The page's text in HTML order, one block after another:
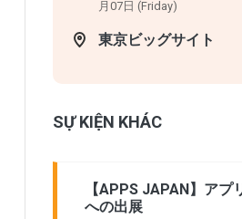
月07日 (Friday)
東京ビッグサイト
SỰ KIỆN KHÁC
【APPS JAPAN】アプ
への出展